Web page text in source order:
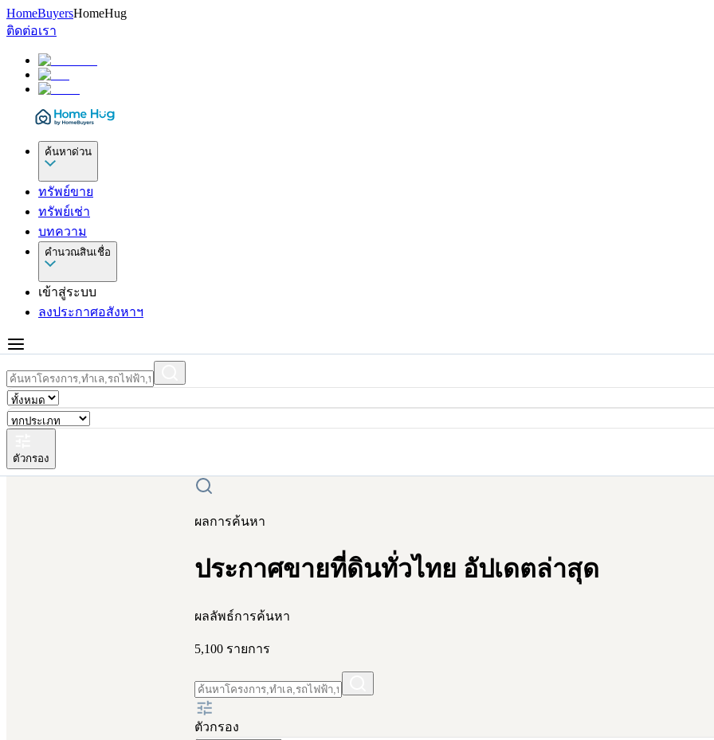
HomeBuyersHomeHug
ติดต่อเรา
ค้นหาด่วน
ทรัพย์ขาย
ทรัพย์เช่า
บทความ
คำนวณสินเชื่อ
เข้าสู่ระบบ
ลงประกาศอสังหาฯ
ตัวกรอง
ผลการค้นหา
ประกาศขายที่ดินทั่วไทย อัปเดตล่าสุด
ผลลัพธ์การค้นหา
5,100 รายการ
ตัวกรอง